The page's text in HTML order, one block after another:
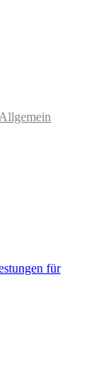
Allgemein
für